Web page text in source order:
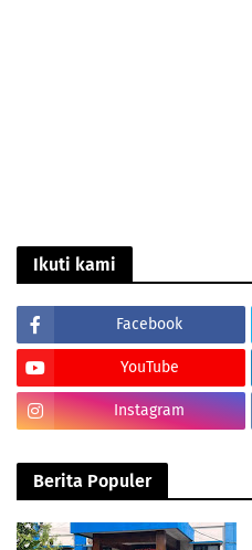
Ikuti kami
Facebook
YouTube
Instagram
Berita Populer